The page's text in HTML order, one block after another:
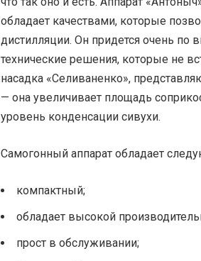
обладает качествами, которые
дистилляции. Он придется очень по
технические решения, которые не
насадка «Селиваненко»,
— она увеличивает площадь
уровень конденсации сивухи.
Самогонный аппарат обладает
компактный;
обладает высокой
прост в обслуживании;